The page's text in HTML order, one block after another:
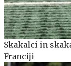
Skakalci in
Franciji